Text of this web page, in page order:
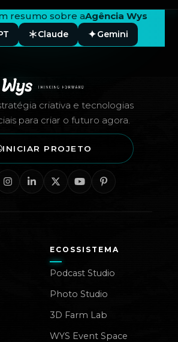
resumo sobre aAgência Wys
Claude Gemini
criativa e tecnologias
para criar o futuro agora.
INICIAR PROJETO
ECOSSISTEMA
Podcast Studio
Photo Studio
3D Farm Lab
WYS Event Space